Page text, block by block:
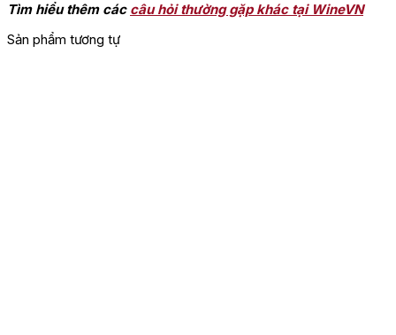
Bạn phảiđăng nhậpđể gửi đánh giá.
Tìm hiểu thêm các câu hỏi thường gặp khác tại WineVN
Sản phẩm tương tự